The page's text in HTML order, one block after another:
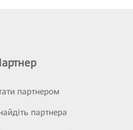
партнером
партнера